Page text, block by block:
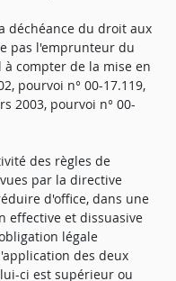
déchéance du droit aux
pas l'emprunteur du
compter de la mise en
pourvoi n° 00-17.119,
2003, pourvoi n° 00-
des règles de
par la directive
d'office, dans une
effective et dissuasive
légale
des deux
ci est supérieur ou